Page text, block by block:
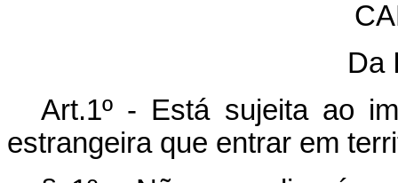
Da
Art.1º - Está sujeita ao
estrangeira que entrar em